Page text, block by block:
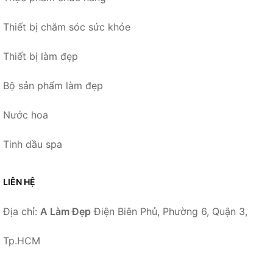
Thiết bị chăm sóc sức khỏe
Thiết bị làm đẹp
Bộ sản phẩm làm đẹp
Nước hoa
Tinh dầu spa
LIÊN HỆ
Địa chỉ: A Làm Đẹp Điện Biên Phủ, Phường 6, Quận 3,
Tp.HCM